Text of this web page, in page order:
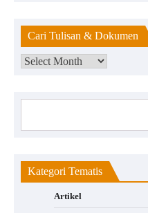
Cari Tulisan & Dokumen
Kategori Tematis
Artikel